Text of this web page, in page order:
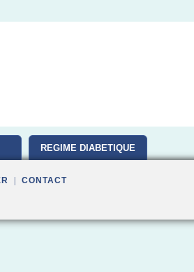
REGIME DIABETIQUE
CONTACT